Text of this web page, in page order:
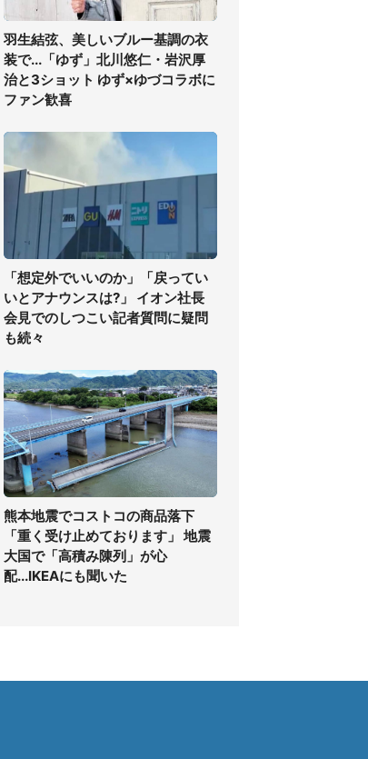
羽生結弦、美しいブルー基調の衣
装で...「ゆず」北川悠仁・岩沢厚
治と3ショット ゆず×ゆづコラボに
ファン歓喜
「想定外でいいのか」「戻ってい
いとアナウンスは?」 イオン社長
会見でのしつこい記者質問に疑問
も続々
熊本地震でコストコの商品落下
「重く受け止めております」 地震
大国で「高積み陳列」が心
配...IKEAにも聞いた